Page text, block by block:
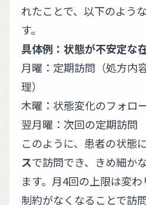
れたことで、以下のよう
す。
具体例：状態が不安定な
月曜：定期訪問（処方内
理）
木曜：状態変化のフォロ
翌月曜：次回の定期訪問
このように、患者の状態
スで訪問でき、きめ細か
ます。月4回の上限は変
制約がなくなることで訪